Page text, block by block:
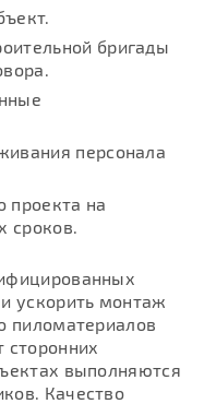
бригады
персонала
проекта на
сроков.
ускорить монтаж
пиломатериалов
сторонних
выполняются
Качество